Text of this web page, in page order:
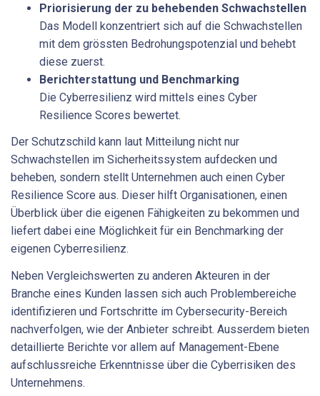
Priorisierung der zu behebenden Schwachstellen
Das Modell konzentriert sich auf die Schwachstellen
mit dem grössten Bedrohungspotenzial und behebt
diese zuerst.
Berichterstattung und Benchmarking
Die Cyberresilienz wird mittels eines Cyber
Resilience Scores bewertet.
Der Schutzschild kann laut Mitteilung nicht nur
Schwachstellen im Sicherheitssystem aufdecken und
beheben, sondern stellt Unternehmen auch einen Cyber
Resilience Score aus. Dieser hilft Organisationen, einen
Überblick über die eigenen Fähigkeiten zu bekommen und
liefert dabei eine Möglichkeit für ein Benchmarking der
eigenen Cyberresilienz.
Neben Vergleichswerten zu anderen Akteuren in der
Branche eines Kunden lassen sich auch Problembereiche
identifizieren und Fortschritte im Cybersecurity-Bereich
nachverfolgen, wie der Anbieter schreibt. Ausserdem bieten
detaillierte Berichte vor allem auf Management-Ebene
aufschlussreiche Erkenntnisse über die Cyberrisiken des
Unternehmens.